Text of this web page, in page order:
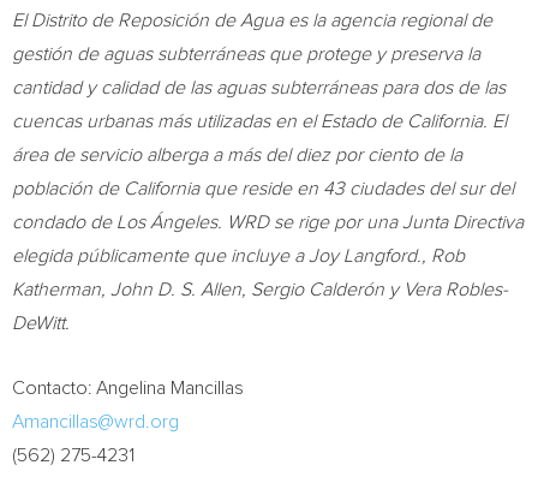
El Distrito de Reposición de Agua es la agencia regional de
gestión de aguas subterráneas que protege y preserva la
cantidad y calidad de las aguas subterráneas para dos de las
cuencas urbanas más utilizadas en el Estado de California. El
área de servicio alberga a más del diez por ciento de la
población de Californiaque reside en 43 ciudades del sur del
condado de Los Ángeles. WRD se rige por una Junta Directiva
elegida públicamente que incluye aJoy Langford., Rob
Katherman John D. S. Allen , Sergio Calderón y Vera Robles-
DeWitt.
Contacto: Angelina Mancillas
Amancillas@wrd.org
(562) 275-4231